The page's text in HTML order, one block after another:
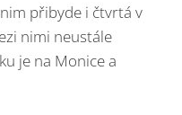
přibyde i čtvrtá v
nimi neustále
je na Monice a